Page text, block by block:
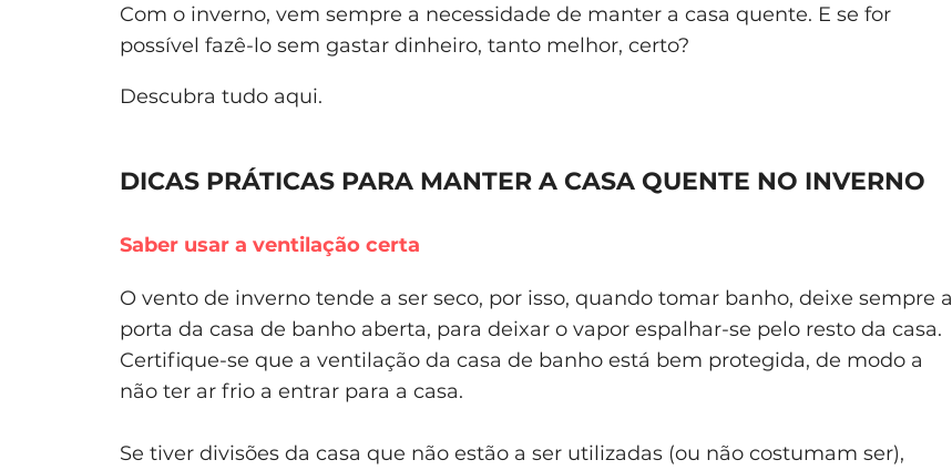
Com o inverno, vem sempre a necessidade de manter a casa quente. E se for
possível fazê-lo sem gastar dinheiro, tanto melhor, certo?
Descubra tudo aqui.
DICAS PRÁTICAS PARA MANTER A CASA QUENTE NO INVERNO
Saber usar a ventilação certa
O vento de inverno tende a ser seco, por isso, quando tomar banho, deixe sempre a
porta da casa de banho aberta, para deixar o vapor espalhar-se pelo resto da casa.
Certifique-se que a ventilação da casa de banho está bem protegida, de modo a
não ter ar frio a entrar para a casa.
Se tiver divisões da casa que não estão a ser utilizadas (ou não costumam ser),